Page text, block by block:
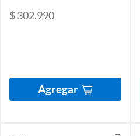
$ 302.990
Agregar